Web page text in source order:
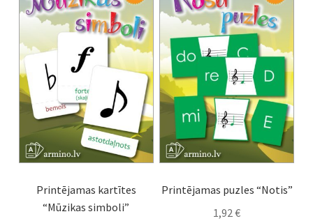
menu
Veids
Expand
child
menu
Vecums
Expand
child
menu
Atslēgvārdi
Expand
child
menu
Viesību spēles
Printējamas kartītes
“Mūzikas simboli”
Printējamas puzles “Notis”
1,92€